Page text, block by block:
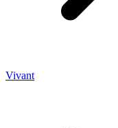
Vivant